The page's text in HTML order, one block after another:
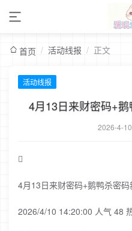
首页 / 活动线报 / 正文
活动线报
4月13日来财密码+
2026-4-10

4月13日来财密码+鹅鸭杀密
2026/4/10 14:20:00 人气 48